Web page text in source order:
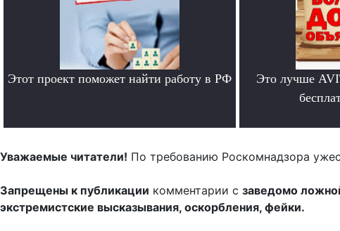
Этот проект поможет найти работу в РФ
Это лучше
Уважаемые читатели! По требованию Роскомнадзора
Запрещены к публикации комментарии с заведомо
экстремистские высказывания, оскорбления, фейки.